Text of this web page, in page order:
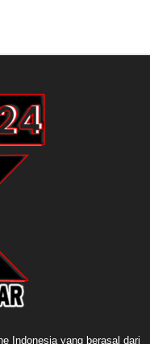
Indonesia yang berasal dari